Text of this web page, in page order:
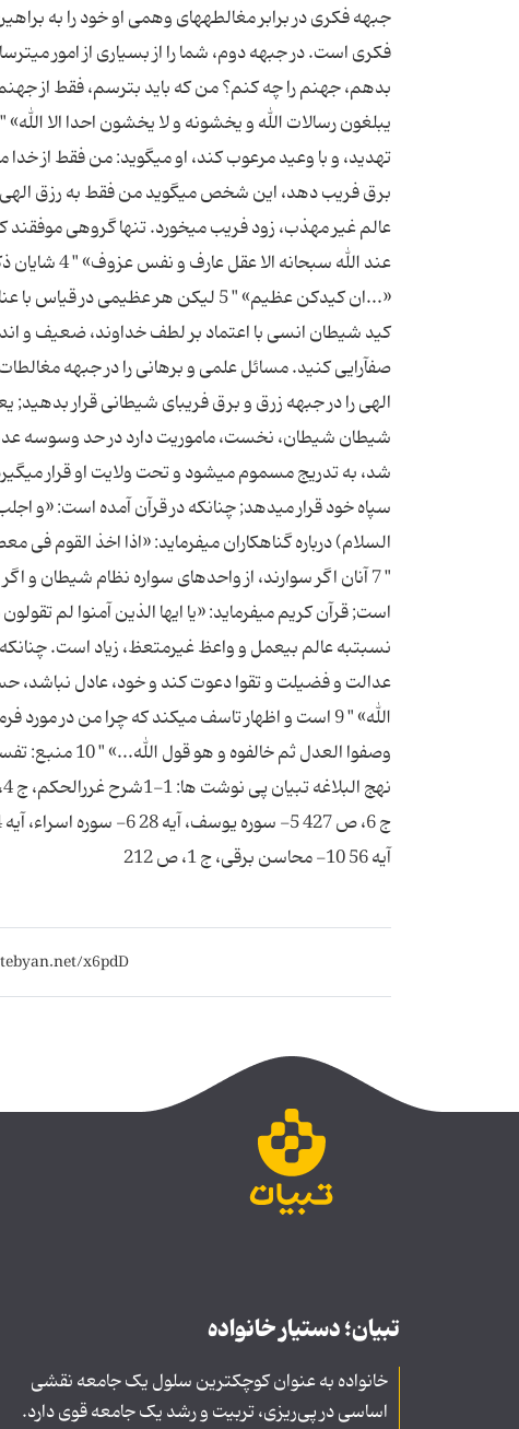
جبهه فكرى در برابر مغالطه‏هاى وهمى او خود را به
فكرى است. در جبهه دوم، شما را از بسیارى از امور
بدهم، جهنم را چه كنم؟ من كه باید بترسم، فقط از
تهدید، و با وعید مرعوب كند، او مى‏گوید: من فقط از
برق فریب دهد، این شخص مى‏گوید من فقط به رزق الهى
عالم غیر مهذب، زود فریب مى‏خورد. تنها گروهى
عند الله
«...ان كیدكن عظیم‏» " 5 لیكن هر
كید شیطان انسى با اعتماد بر لطف خداوند، ضعیف و
صف‏آرایى كنید. مسائل علمى و برهانى را در جبهه
الهى را در جبهه زرق و برق فریباى شیطانى قرار
شیطان شیطان، نخست، ماموریت دارد در حد وسوسه
شد، به تدریج مسموم مى‏شود و تحت ولایت او قرار
السلام) درباره گناهكاران مى‏فرماید: «اذا اخذ القوم فی
" 7 آنان اگر سوارند، از واحدهاى سواره نظام شیطان و
نسبت‏به عالم بى‏عمل و واعظ غیرمتعظ، زیاد است.
عدالت و فضیلت و تقوا دعوت كند و خود، عادل
الله‏» " 9 است و اظهار تاسف مى‏كند كه چرا من در
آیه 56 10- محاسن برقى، ج 1، ص 212
تبیان؛ دستیار خانواده
خانواده به عنوان کوچکترین سلول یک جامعه نقشی
اساسی در پی‌ریزی، تربیت و رشد یک جامعه قوی دارد.